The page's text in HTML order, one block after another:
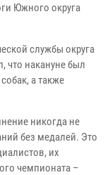
Южного округа
службы округа
что накануне был
а также
никогда не
без медалей. Это
их
чемпионата –